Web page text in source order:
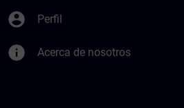
account_circle Perfil
info Acerca de nosotros